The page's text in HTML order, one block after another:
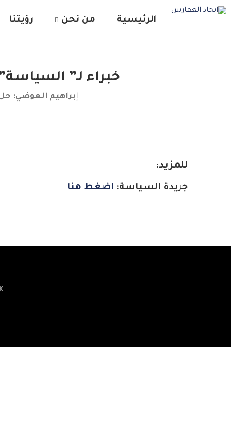
الرئيسية من نحن رؤيتنا ‏
خبراء لـ”
إبراهيم العوضي:
للمزيد:
جريدة السياسة: اضغط هنا